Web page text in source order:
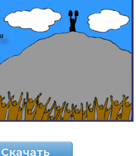
Скачать